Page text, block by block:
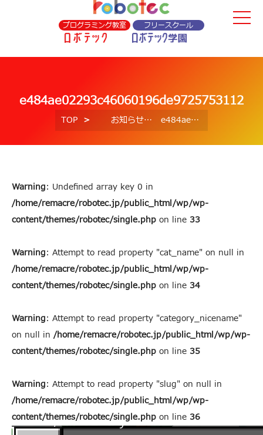
プログラミング教室 フリースクール
e484ae02293c46060196de9725753112
TOP お知らせ e484ae02293c46060196de9725753112
Warning: Undefined array key 0 in
/home/remacre/robotec.jp/public_html/wp/wp-
content/themes/robotec/single.php on line 33
Warning: Attempt to read property "cat_name" on null in
/home/remacre/robotec.jp/public_html/wp/wp-
content/themes/robotec/single.php on line 34
Warning: Attempt to read property "category_nicename"
on null in /home/remacre/robotec.jp/public_html/wp/wp-
content/themes/robotec/single.php on line 35
Warning: Attempt to read property "slug" on null in
/home/remacre/robotec.jp/public_html/wp/wp-
content/themes/robotec/single.php on line 36